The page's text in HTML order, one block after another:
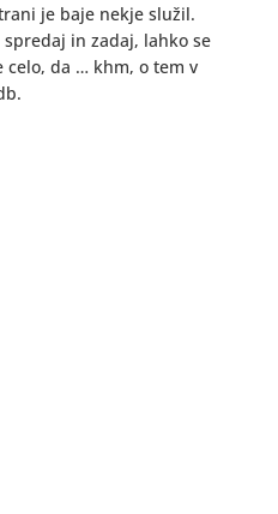
je baje nekje služil.
in zadaj, lahko se
celo, da … khm, o tem v